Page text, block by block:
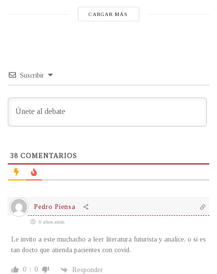
CARGAR MÁS
Suscribir
38 COMENTARIOS
Pedro Piensa
6 años atrás
Le invito a este muchacho a leer literatura futurista y analice, o si es
tan docto que atienda pacientes con covid.
0 0 Responder